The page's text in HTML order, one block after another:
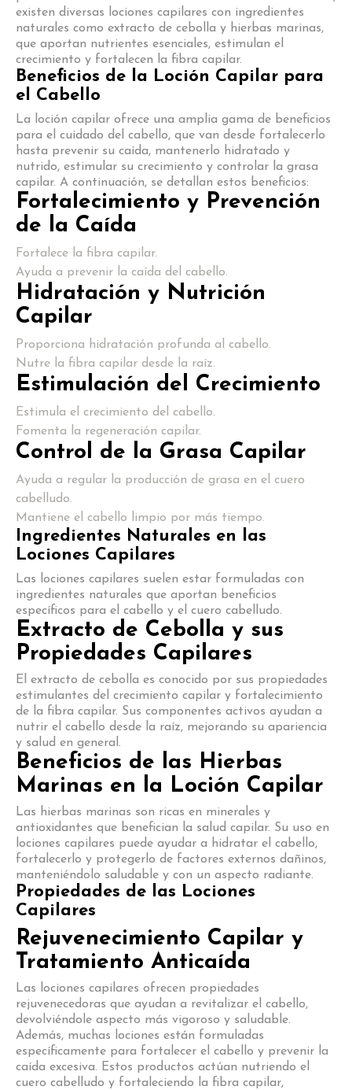
existen diversas lociones capilares con ingredientes
naturales como extracto de cebolla y hierbas marinas,
que aportan nutrientes esenciales, estimulan el
crecimiento y fortalecen la fibra capilar.
Beneficios de la Loción Capilar para
el Cabello
La loción capilar ofrece una amplia gama de beneficios
para el cuidado del cabello, que van desde fortalecerlo
hasta prevenir su caída, mantenerlo hidratado y
nutrido, estimular su crecimiento y controlar la grasa
capilar. A continuación, se detallan estos beneficios:
Fortalecimiento y Prevención
de la Caída
Fortalece la fibra capilar.
Ayuda a prevenir la caída del cabello.
Hidratación y Nutrición
Capilar
Proporciona hidratación profunda al cabello.
Nutre la fibra capilar desde la raíz.
Estimulación del Crecimiento
Estimula el crecimiento del cabello.
Fomenta la regeneración capilar.
Control de la Grasa Capilar
Ayuda a regular la producción de grasa en el cuero
cabelludo.
Mantiene el cabello limpio por más tiempo.
Ingredientes Naturales en las
Lociones Capilares
Las lociones capilares suelen estar formuladas con
ingredientes naturales que aportan beneficios
específicos para el cabello y el cuero cabelludo.
Extracto de Cebolla y sus
Propiedades Capilares
El extracto de cebolla es conocido por sus propiedades
estimulantes del crecimiento capilar y fortalecimiento
de la fibra capilar. Sus componentes activos ayudan a
nutrir el cabello desde la raíz, mejorando su apariencia
y salud en general.
Beneficios de las Hierbas
Marinas en la Loción Capilar
Las hierbas marinas son ricas en minerales y
antioxidantes que benefician la salud capilar. Su uso en
lociones capilares puede ayudar a hidratar el cabello,
fortalecerlo y protegerlo de factores externos dañinos,
manteniéndolo saludable y con un aspecto radiante.
Propiedades de las Lociones
Capilares
Rejuvenecimiento Capilar y
Tratamiento Anticaída
Las lociones capilares ofrecen propiedades
rejuvenecedoras que ayudan a revitalizar el cabello,
devolviéndole aspecto más vigoroso y saludable.
Además, muchas lociones están formuladas
específicamente para fortalecer el cabello y prevenir la
caída excesiva. Estos productos actúan nutriendo el
cuero cabelludo y fortaleciendo la fibra capilar,